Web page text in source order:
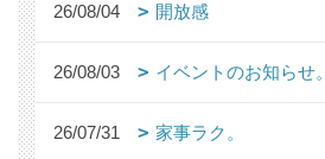
26/08/04 開放感
26/08/03 イベントのお知らせ。
26/07/31 家事ラク。